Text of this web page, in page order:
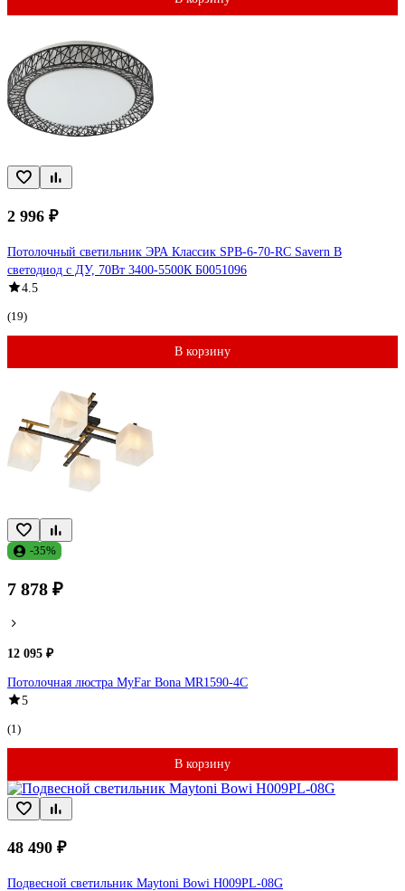
2 996 ₽
Потолочный светильник ЭРА Классик SPB-6-70-RC Savern В
светодиод с ДУ, 70Вт 3400-5500К Б0051096
4.5
(19)
В корзину
-35%
7 878 ₽
12 095 ₽
Потолочная люстра MyFar Bona MR1590-4C
5
(1)
В корзину
48 490 ₽
Подвесной светильник Maytoni Bowi H009PL-08G